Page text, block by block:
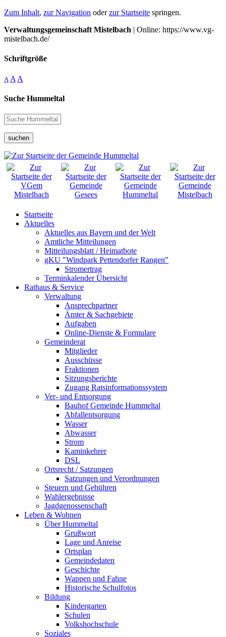
Zum Inhalt, zur Navigation oderzur Startseite springen.
Verwaltungsgemeinschaft Mistelbach | Online: https://www.vg-
mistelbach.de/
Schriftgröße
A A A
Suche Hummeltal
suchen
Startseite
Aktuelles
Aktuelles aus Bayern und der Welt
Amtliche Mitteilungen
Mitteilungsblatt / Heimatbote
gKU "Windpark Pettendorfer Rangen"
Stromertrag
Terminkalender Übersicht
Rathaus & Service
Verwaltung
Ansprechpartner
Ämter & Sachgebiete
Aufgaben
Online-Dienste & Formulare
Gemeinderat
Mitglieder
Ausschüsse
Fraktionen
Sitzungsberichte
Zugang Ratsinformationssystem
Ver- und Entsorgung
Bauhof Gemeinde Hummeltal
Abfallentsorgung
Wasser
Abwasser
Strom
Kaminkehrer
DSL
Ortsrecht / Satzungen
Satzungen und Verordnungen
Steuern und Gebühren
Wahlergebnisse
Jagdgenossenschaft
Leben & Wohnen
Über Hummeltal
Grußwort
Lage und Anreise
Ortsplan
Gemeindedaten
Geschichte
Wappen und Fahne
Historische Schulfotos
Bildung
Kindergarten
Schulen
Volkshochschule
Soziales